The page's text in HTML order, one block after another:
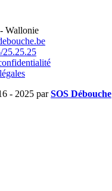
Wallonie
25.25.25
- 2025 parSOS Débouche